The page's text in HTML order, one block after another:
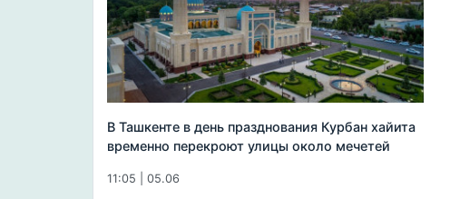
В Ташкенте в день празднования Курбан хайита
временно перекроют улицы около мечетей
11:05 | 05.06